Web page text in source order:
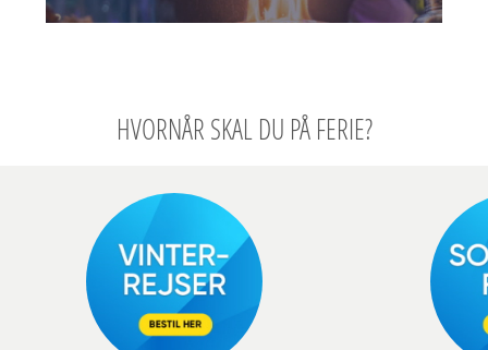
HVORNÅR SKAL DU PÅ FERIE?